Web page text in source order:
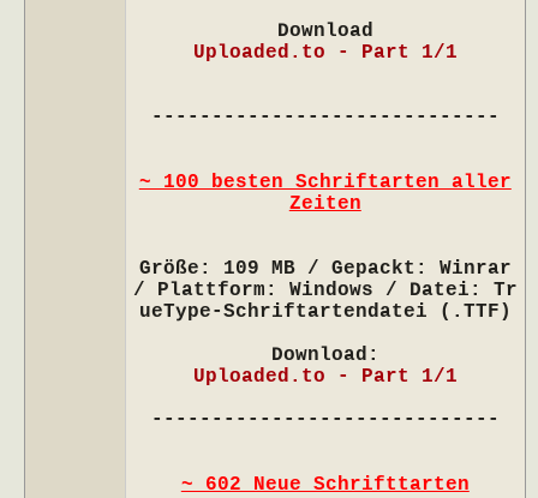
Download
Uploaded.to - Part 1/1
-----------------------------
~ 100 besten Schriftarten aller
Zeiten
Größe: 109 MB / Gepackt: Winrar
/ Plattform: Windows / Datei: Tr
ueType-Schriftartendatei (.TTF)
Download:
Uploaded.to - Part 1/1
-----------------------------
~ 602 Neue Schrifttarten